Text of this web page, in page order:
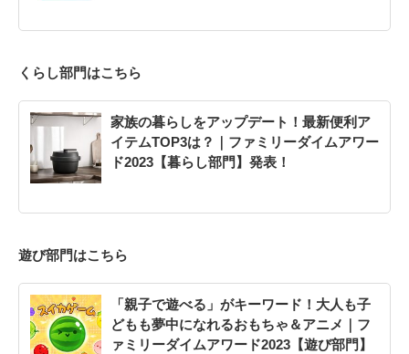
くらし部門はこちら
家族の暮らしをアップデート！最新便利ア
イテムTOP3は？｜ファミリーダイムアワー
ド2023【暮らし部門】発表！
遊び部門はこちら
「親子で遊べる」がキーワード！大人も子
どもも夢中になれるおもちゃ＆アニメ｜フ
ァミリーダイムアワード2023【遊び部門】